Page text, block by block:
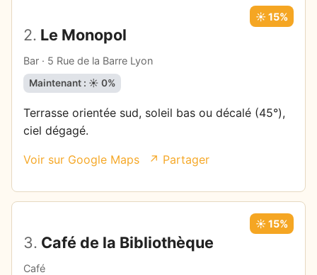
2. Le Monopol
Bar · 5 Rue de la Barre Lyon
☀️ 15%
Maintenant : ☀️ 0%
Terrasse orientée sud, soleil bas ou décalé (45°),
ciel dégagé.
Voir sur Google Maps ↗ Partager
3. Café de la Bibliothèque
Café
☀️ 15%